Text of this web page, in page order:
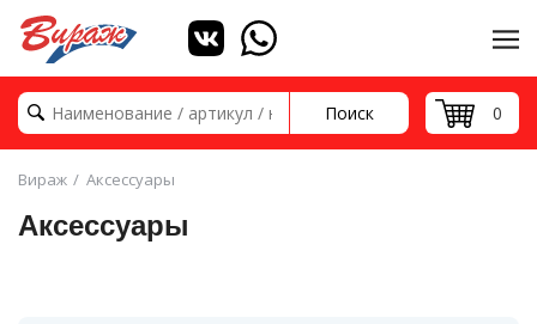
Поиск 0
Вираж Аксессуары
Аксессуары